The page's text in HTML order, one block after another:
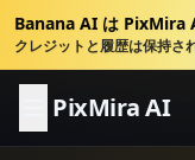
Banana AI は PixMira
クレジットと履歴は保持さ
PixMira AI